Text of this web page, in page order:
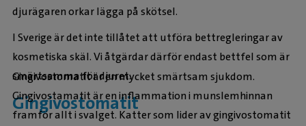
djurägaren orkar lägga på skötsel.
I Sverige är det inte tillåtet att utföra bettregleringar av
kosmetiska skäl. Vi åtgärdar därför endast bettfel som är
smärtsamma för djuret.
Gingivostomatit
Gingivostomatit är en mycket smärtsam sjukdom.
Gingivostamatit är en inflammation i munslemhinnan
framför allt i svalget. Katter som lider av gingivostomatit